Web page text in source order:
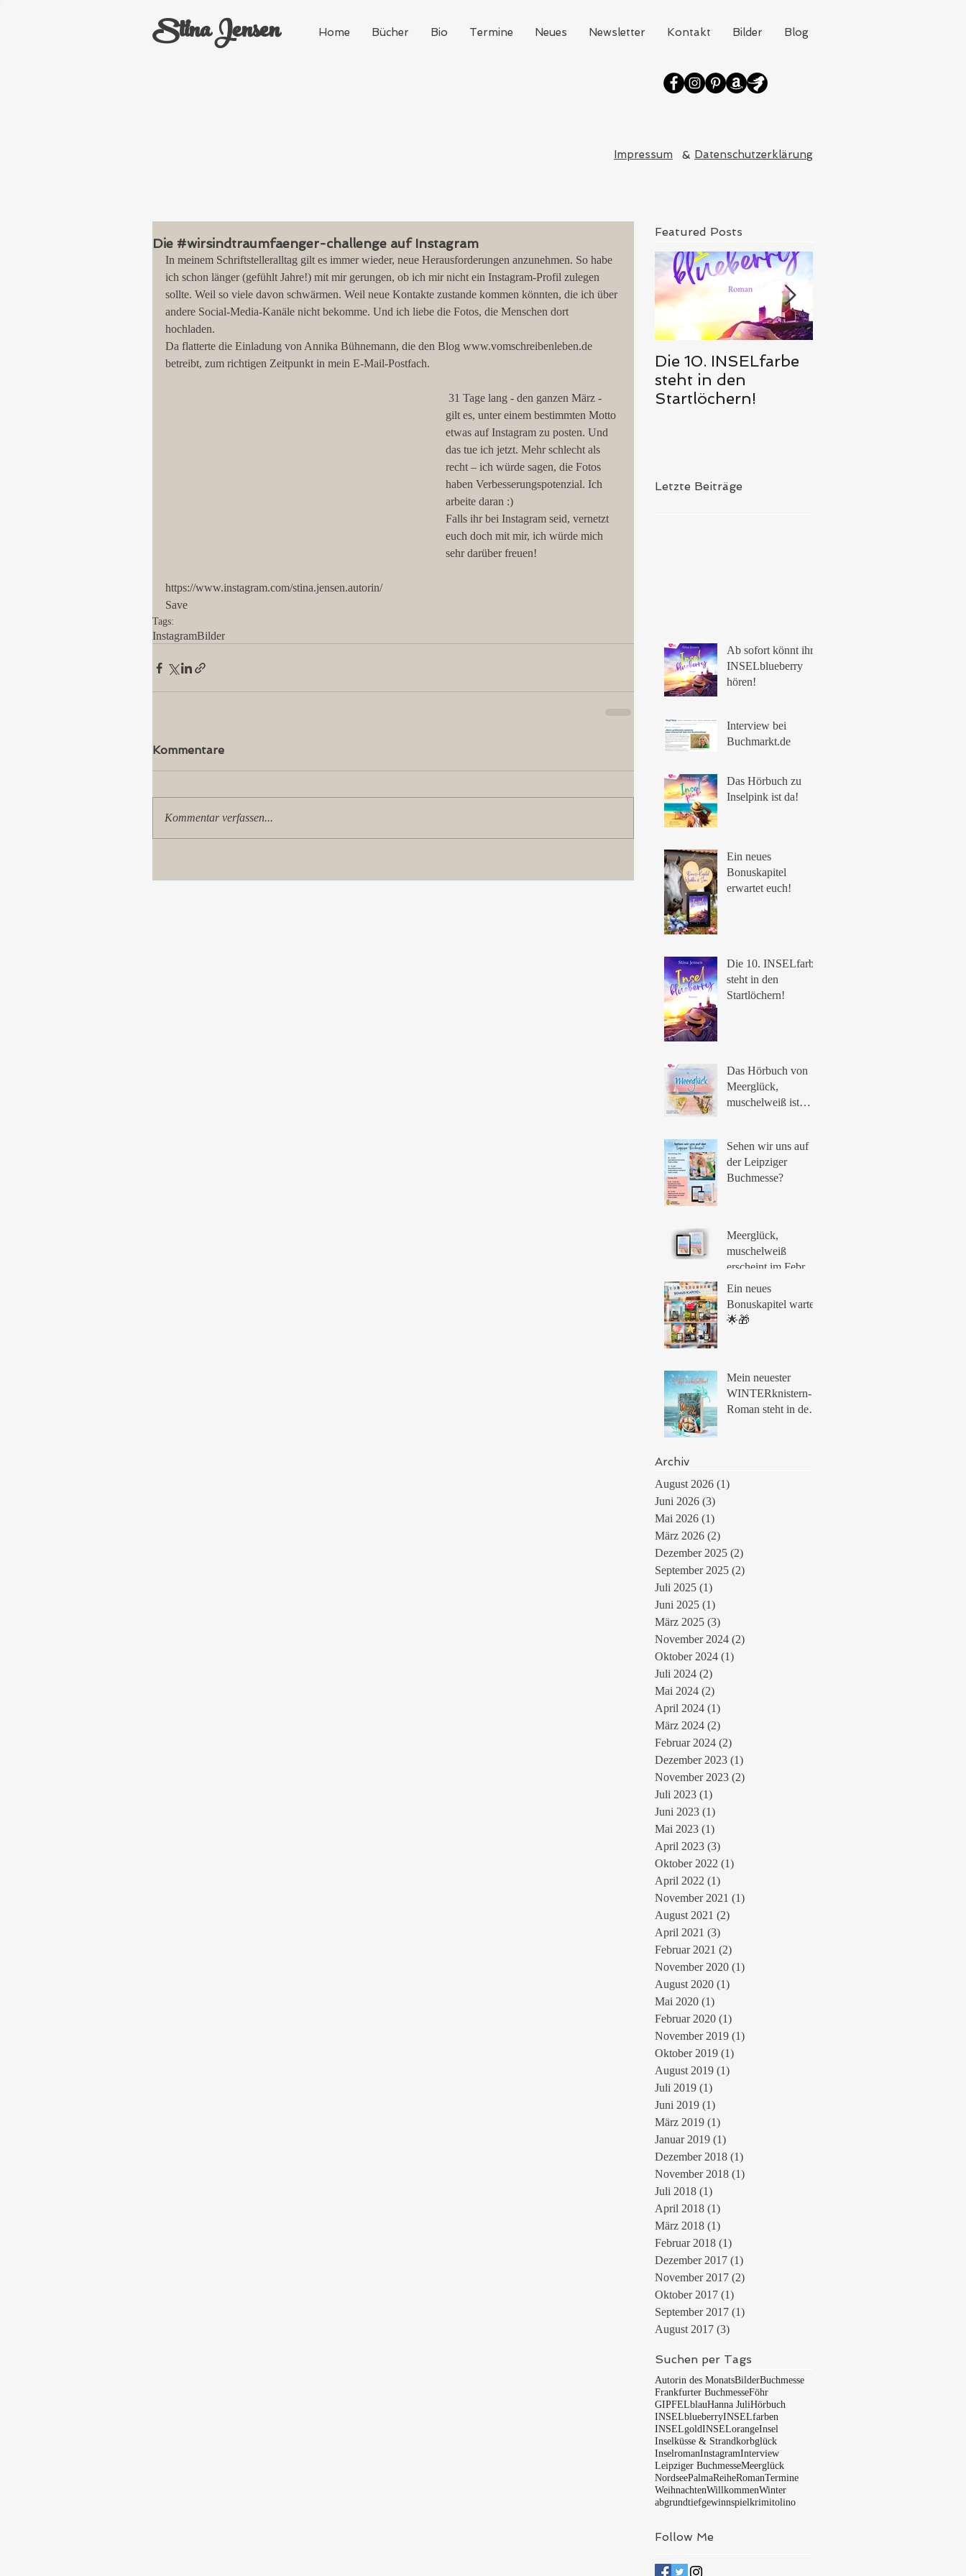
Home Bücher Bio Termine Neues Newsletter Kontakt Bilder Blog
Stina Jensen
Impressum & Datenschutzerklärung
Die #wirsindtraumfaenger-challenge auf Instagram
In meinem Schriftstelleralltag gilt es immer wieder, neue Herausforderungen anzunehmen. So habe
ich schon länger (gefühlt Jahre!) mit mir gerungen, ob ich mir nicht ein Instagram-Profil zulegen
sollte. Weil so viele davon schwärmen. Weil neue Kontakte zustande kommen könnten, die ich über
andere Social-Media-Kanäle nicht bekomme. Und ich liebe die Fotos, die Menschen dort
hochladen.
Da flatterte die Einladung von Annika Bühnemann, die den Blog www.vomschreibenleben.de
betreibt, zum richtigen Zeitpunkt in mein E-Mail-Postfach.
gilt es, unter einem bestimmten Motto
etwas auf Instagram zu posten. Und
das tue ich jetzt. Mehr schlecht als
recht – ich würde sagen, die Fotos
haben Verbesserungspotenzial. Ich
arbeite daran :)
Falls ihr bei Instagram seid, vernetzt
euch doch mit mir, ich würde mich
sehr darüber freuen!
https://www.instagram.com/stina.jensen.autorin/
Save
Tags:
InstagramBilder
Kommentare
Kommentar verfassen...
Featured Posts
Die 10. INSELfarbe
steht in den
Startlöchern!
Letzte Beiträge
Ab sofort könnt ihr
INSELblueberry
hören!
Interview bei
Buchmarkt.de
Das Hörbuch zu
Inselpink ist da!
Ein neues
Bonuskapitel
erwartet euch!
Die 10. INSELfarbe
steht in den
Startlöchern!
Das Hörbuch von
Meerglück,
muschelweiß ist
Sehen wir uns auf
der Leipziger
Buchmesse?
Meerglück,
muschelweiß
erscheint im Februar
🌟
Ein neues
Bonuskapitel wartet!
🌟🎁
Mein neuester
WINTERknistern-
Roman steht in den
Archiv
August 2026 (1)
Juni 2026 (3)
Mai 2026 (1)
März 2026 (2)
Dezember 2025 (2)
September 2025 (2)
Juli 2025 (1)
Juni 2025 (1)
März 2025 (3)
November 2024 (2)
Oktober 2024 (1)
Juli 2024 (2)
Mai 2024 (2)
April 2024 (1)
März 2024 (2)
Februar 2024 (2)
Dezember 2023 (1)
November 2023 (2)
Juli 2023 (1)
Juni 2023 (1)
Mai 2023 (1)
April 2023 (3)
Oktober 2022 (1)
April 2022 (1)
November 2021 (1)
August 2021 (2)
April 2021 (3)
Februar 2021 (2)
November 2020 (1)
August 2020 (1)
Mai 2020 (1)
Februar 2020 (1)
November 2019 (1)
Oktober 2019 (1)
August 2019 (1)
Juli 2019 (1)
Juni 2019 (1)
März 2019 (1)
Januar 2019 (1)
Dezember 2018 (1)
November 2018 (1)
Juli 2018 (1)
April 2018 (1)
März 2018 (1)
Februar 2018 (1)
Dezember 2017 (1)
November 2017 (2)
Oktober 2017 (1)
September 2017 (1)
August 2017 (3)
Suchen per Tags
Autorin des MonatsBilderBuchmesse
Frankfurter BuchmesseFöhr
GIPFELblauHanna JuliHörbuch
INSELblueberryINSELfarben
INSELgoldINSELorangeInsel
Inselküsse & Strandkorbglück
InselromanInstagramInterview
Leipziger BuchmesseMeerglück
NordseePalmaReiheRomanTermine
WeihnachtenWillkommenWinter
abgrundtiefgewinnspielkrimitolino
Follow Me